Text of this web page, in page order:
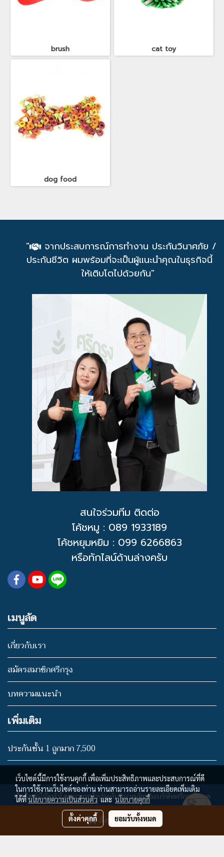
สั่งซื้อสินค้า
brush cat toy
dog food
"
จากประสบการณ์การทำงาน ประกันวินาศภัย /
ประกันชีวิต ผมพร้อมที่จะเป็นผู้แนะนำคุณในธุรกิจนี้
ให้เติบโตไปด้วยกัน"
สนใจร่วมทีม ติดต่อ
โค้ชหมู : 089 1933189
โค้ชหยุมหยิม : 099 6266863
หรือทักไลน์ด้านล่างครับ
เมนูลัด
เกี่ยวกับเรา
สมัครสมาชิกศรีกรุง
บทความแนะนำ
เพิ่มเติม
ประกันชั้น 1 ถูกมาก 7,500
เว็บไซต์นี้จัดทำโดยนายหน้าประกันวินาศภัยของบริษัทศรีกรุงโบรค
เกอร์ จำกัด
นายกิตติชัย อ่างทองเลขที่ใบอนุญาตประกันวินาศภัย 5804001622
เว็บไซต์นี้มีการใช้งานคุกกี้ เพื่อเพิ่มประสิทธิภาพและประสบการณ์ที่ดี
ในการใช้งานเว็บไซต์ของท่าน ท่านสามารถอ่านรายละเอียดเพิ่มเติม
ได้ที่นโยบายความเป็นส่วนตัวและนโยบายคุกกี้
ตั้งค่าคุกกี้ ยอมรับทั้งหมด